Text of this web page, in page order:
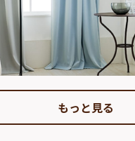
もっと見る
ンド・スクリーン